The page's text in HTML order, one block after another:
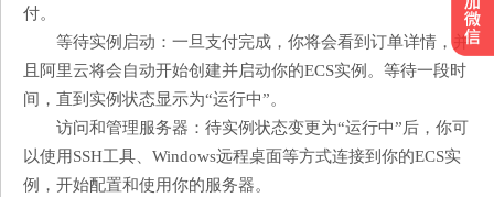
付。
等待实例启动：一旦支付完成，你将会看到订单详情，并
且阿里云将会自动开始创建并启动你的ECS实例。等待一段时
间，直到实例状态显示为“运行中”。
访问和管理服务器：待实例状态变更为“运行中”后，你可
以使用SSH工具、Windows远程桌面等方式连接到你的ECS实
例，开始配置和使用你的服务器。